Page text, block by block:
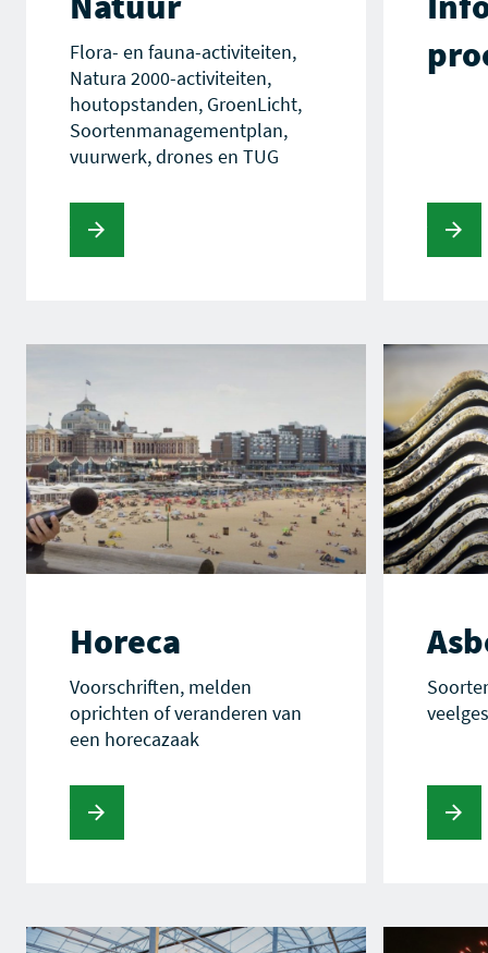
Flora- en fauna-activiteiten,
Natura 2000-activiteiten,
houtopstanden, GroenLicht,
Soortenmanagementplan,
vuurwerk, drones en TUG
Horeca
Voorschriften, melden
oprichten of veranderen van
een horecazaak